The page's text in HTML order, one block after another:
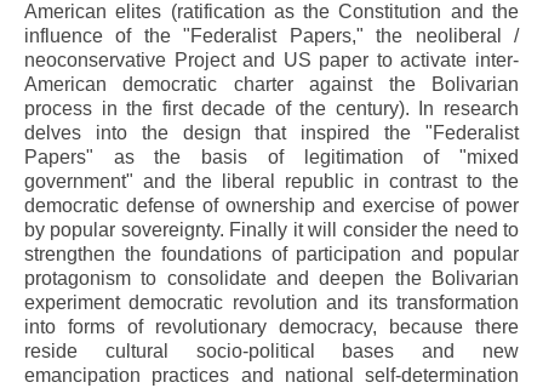
American elites (ratification as the Constitution and the
influence of the "Federalist Papers," the neoliberal /
neoconservative Project and US paper to activate inter-
American democratic charter against the Bolivarian
process in the first decade of the century). In research
delves into the design that inspired the "Federalist
Papers" as the basis of legitimation of "mixed
government" and the liberal republic in contrast to the
democratic defense of ownership and exercise of power
by popular sovereignty. Finally it will consider the need to
strengthen the foundations of participation and popular
protagonism to consolidate and deepen the Bolivarian
experiment democratic revolution and its transformation
into forms of revolutionary democracy, because there
reside cultural socio-political bases and new
emancipation practices and national self-determination